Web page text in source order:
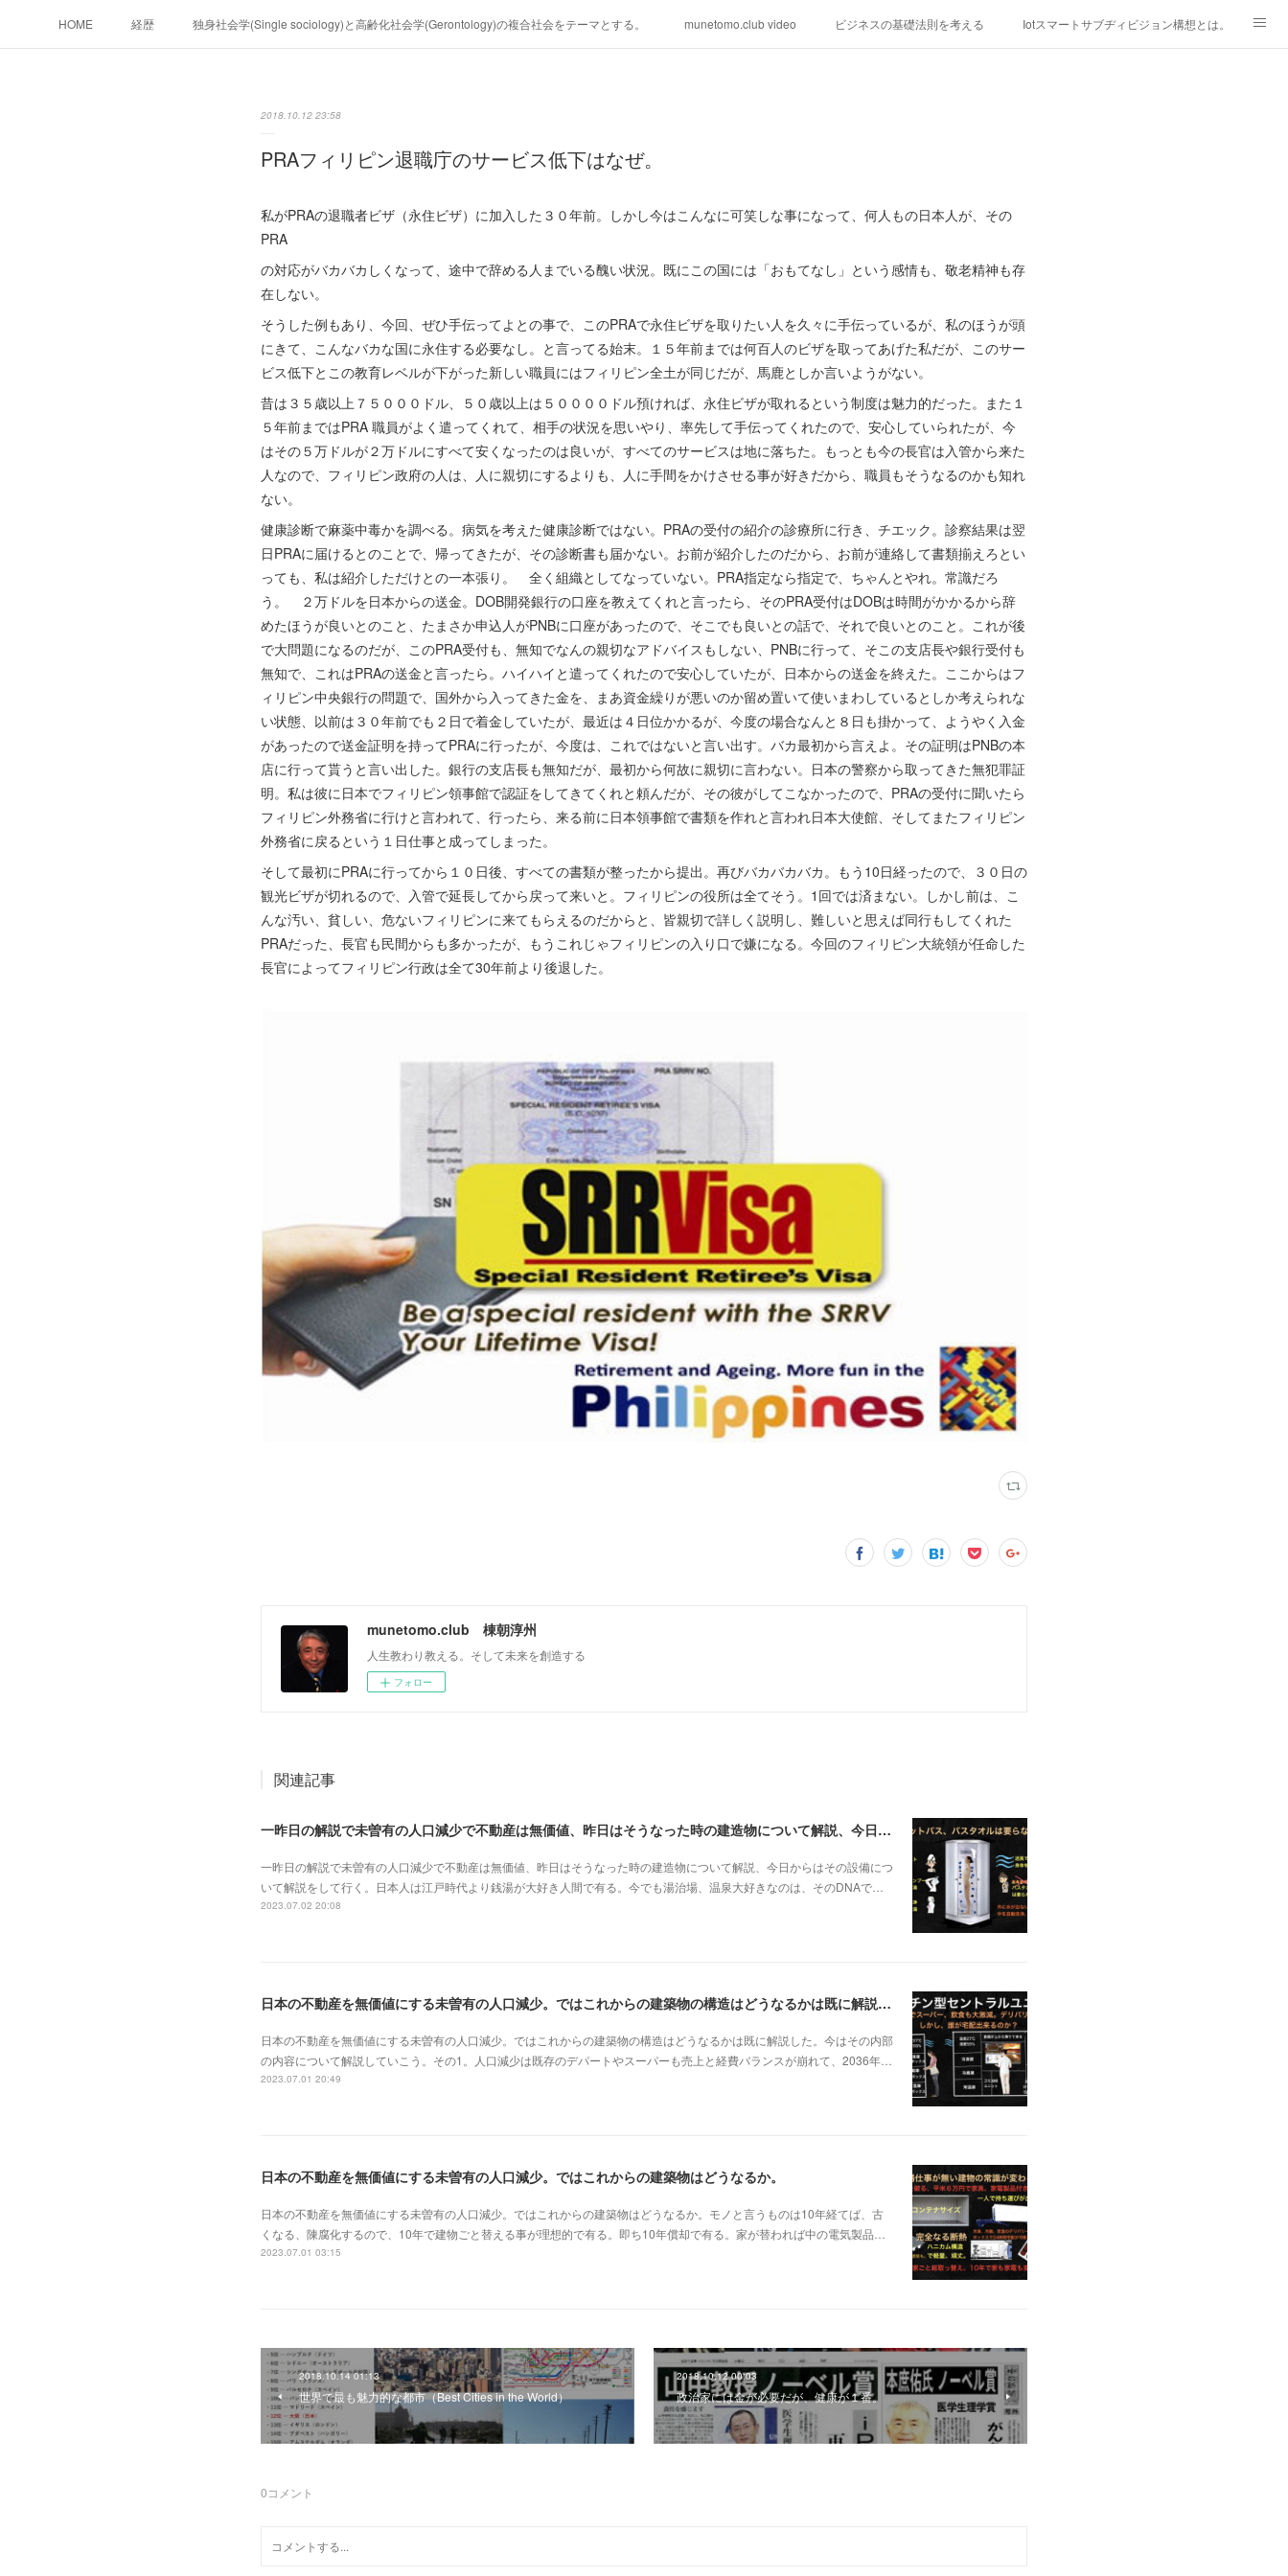
HOME 経歴 独身社会学(Single sociology)と高齢化社会学(Gerontology)の複合社会をテーマとする。 munetomo.club video ビジネスの基礎法則を考える Iotスマートサブヂィビジョン構想とは。
フィリピンマンションは買うべきでは無い理由は全てここにある。
未来２１００研究所他のアイデア マニラ男の手料理 総集編
2018.10.12 23:58
PRAフィリピン退職庁のサービス低下はなぜ。
私がPRAの退職者ビザ（永住ビザ）に加入した３０年前。しかし今はこんなに可笑しな事になって、何人もの日本人が、その
PRA
の対応がバカバカしくなって、途中で辞める人までいる醜い状況。既にこの国には「おもてなし」という感情も、敬老精神も存
在しない。
そうした例もあり、今回、ぜひ手伝ってよとの事で、このPRAで永住ビザを取りたい人を久々に手伝っているが、私のほうが頭
にきて、こんなバカな国に永住する必要なし。と言ってる始末。１５年前までは何百人のビザを取ってあげた私だが、このサー
ビス低下とこの教育レベルが下がった新しい職員にはフィリピン全土が同じだが、馬鹿としか言いようがない。
昔は３５歳以上７５０００ドル、５０歳以上は５００００ドル預ければ、永住ビザが取れるという制度は魅力的だった。また１
５年前まではPRA 職員がよく遣ってくれて、相手の状況を思いやり、率先して手伝ってくれたので、安心していられたが、今
はその５万ドルが２万ドルにすべて安くなったのは良いが、すべてのサービスは地に落ちた。もっとも今の長官は入管から来た
人なので、フィリピン政府の人は、人に親切にするよりも、人に手間をかけさせる事が好きだから、職員もそうなるのかも知れ
ない。
健康診断で麻薬中毒かを調べる。病気を考えた健康診断ではない。PRAの受付の紹介の診療所に行き、チエック。診察結果は翌
日PRAに届けるとのことで、帰ってきたが、その診断書も届かない。お前が紹介したのだから、お前が連絡して書類揃えろとい
っても、私は紹介しただけとの一本張り。 全く組織としてなっていない。PRA指定なら指定で、ちゃんとやれ。常識だろ
う。 ２万ドルを日本からの送金。DOB開発銀行の口座を教えてくれと言ったら、そのPRA受付はDOBは時間がかかるから辞
めたほうが良いとのこと、たまさか申込人がPNBに口座があったので、そこでも良いとの話で、それで良いとのこと。これが後
で大問題になるのだが、このPRA受付も、無知でなんの親切なアドバイスもしない、PNBに行って、そこの支店長や銀行受付も
無知で、これはPRAの送金と言ったら。ハイハイと遣ってくれたので安心していたが、日本からの送金を終えた。ここからはフ
ィリピン中央銀行の問題で、国外から入ってきた金を、まあ資金繰りが悪いのか留め置いて使いまわしているとしか考えられな
い状態、以前は３０年前でも２日で着金していたが、最近は４日位かかるが、今度の場合なんと８日も掛かって、ようやく入金
があったので送金証明を持ってPRAに行ったが、今度は、これではないと言い出す。バカ最初から言えよ。その証明はPNBの本
店に行って貰うと言い出した。銀行の支店長も無知だが、最初から何故に親切に言わない。日本の警察から取ってきた無犯罪証
明。私は彼に日本でフィリピン領事館で認証をしてきてくれと頼んだが、その彼がしてこなかったので、PRAの受付に聞いたら
フィリピン外務省に行けと言われて、行ったら、来る前に日本領事館で書類を作れと言われ日本大使館、そしてまたフィリピン
外務省に戻るという１日仕事と成ってしまった。
そして最初にPRAに行ってから１０日後、すべての書類が整ったから提出。再びバカバカバカ。もう10日経ったので、３０日の
観光ビザが切れるので、入管で延長してから戻って来いと。フィリピンの役所は全てそう。1回では済まない。しかし前は、こ
んな汚い、貧しい、危ないフィリピンに来てもらえるのだからと、皆親切で詳しく説明し、難しいと思えば同行もしてくれた
PRAだった、長官も民間からも多かったが、もうこれじゃフィリピンの入り口で嫌になる。今回のフィリピン大統領が任命した
長官によってフィリピン行政は全て30年前より後退した。
munetomo.club 棟朝淳州
人生教わり教える。そして未来を創造する
フォロー
関連記事
一昨日の解説で未曽有の人口減少で不動産は無価値、昨日はそうなった時の建造物について解説、今日からはその設備について解説をして行く。
一昨日の解説で未曽有の人口減少で不動産は無価値、昨日はそうなった時の建造物について解説、今日からはその設備につ
いて解説をして行く。日本人は江戸時代より銭湯が大好き人間で有る。今でも湯治場、温泉大好きなのは、そのDNAで…
2023.07.02 20:08
日本の不動産を無価値にする未曽有の人口減少。ではこれからの建築物の構造はどうなるかは既に解説した。今はその内部の内容。その1
日本の不動産を無価値にする未曽有の人口減少。ではこれからの建築物の構造はどうなるかは既に解説した。今はその内部
の内容について解説していこう。その1。人口減少は既存のデパートやスーパーも売上と経費バランスが崩れて、2036年…
2023.07.01 20:49
日本の不動産を無価値にする未曽有の人口減少。ではこれからの建築物はどうなるか。
日本の不動産を無価値にする未曽有の人口減少。ではこれからの建築物はどうなるか。モノと言うものは10年経てば、古
くなる、陳腐化するので、10年で建物ごと替える事が理想的で有る。即ち10年償却で有る。家が替われば中の電気製品…
2023.07.01 03:15
2018.10.14 01:13
世界で最も魅力的な都市（Best Cities in the World）
2018.10.12 00:03
政治家には金が必要だが、健康が１番。
0コメント